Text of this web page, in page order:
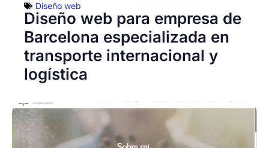
Diseño web
Diseño web para empresa de
Barcelona especializada en
transporte internacional y
logística